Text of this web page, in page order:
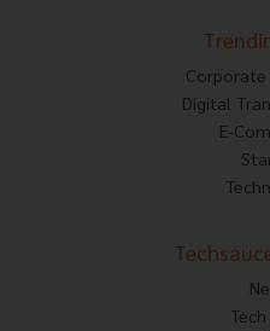
Digital
E-